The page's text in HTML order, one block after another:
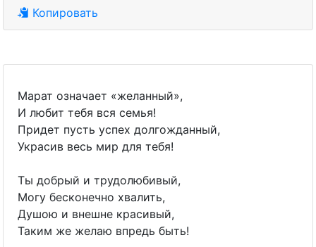
Копировать
Марат означает «желанный»,
И любит тебя вся семья!
Придет пусть успех долгожданный,
Украсив весь мир для тебя!
Ты добрый и трудолюбивый,
Могу бесконечно хвалить,
Душою и внешне красивый,
Таким же желаю впредь быть!